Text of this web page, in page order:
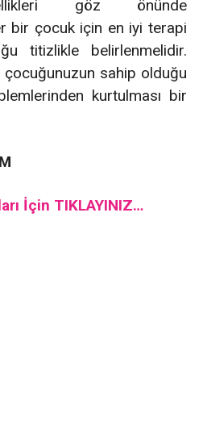
göz önünde
bir çocuk için en iyi terapi
titizlikle belirlenmelidir.
sahip olduğu
kurtulması bir
İçin TIKLAYINIZ…